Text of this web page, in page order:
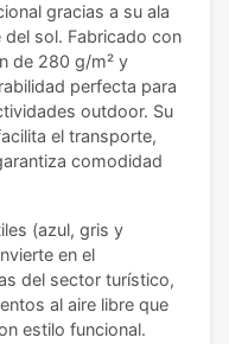
gracias a su ala
sol. Fabricado con
de 280 g/m² y
perfecta para
outdoor. Su
el transporte,
comodidad
(azul, gris y
en el
del sector turístico,
al aire libre que
estilo funcional.